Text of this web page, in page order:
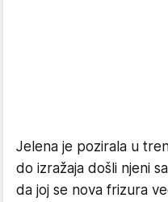
Jelena je pozirala u
do izražaja došli njeni
da joj se nova frizura